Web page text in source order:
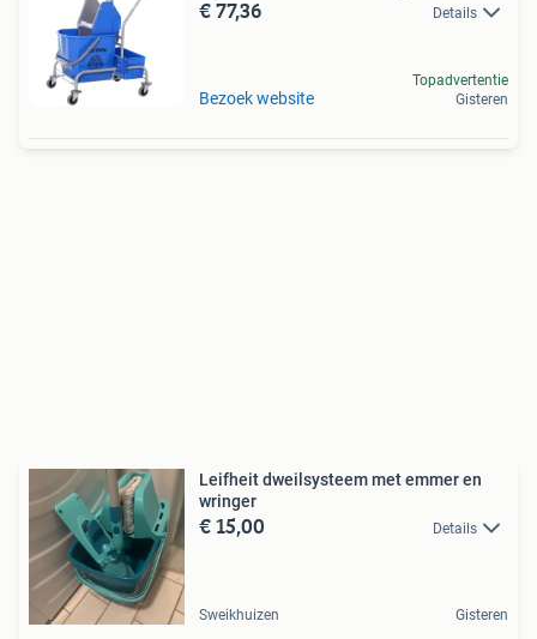
€ 77,36 Details
Bezoek website
Topadvertentie
Gisteren
Leifheit dweilsysteem met emmer en
wringer
€ 15,00 Details
Sweikhuizen Gisteren